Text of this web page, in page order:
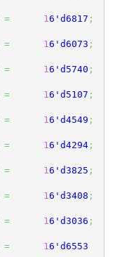
= 16'd6817 ;
= 16'd6073 ;
= 16'd5740 ;
= 16'd5107 ;
= 16'd4549 ;
= 16'd4294;
= 16'd3825 ;
= 16'd3408 ;
= 16'd3036 ;
= 16'd6553